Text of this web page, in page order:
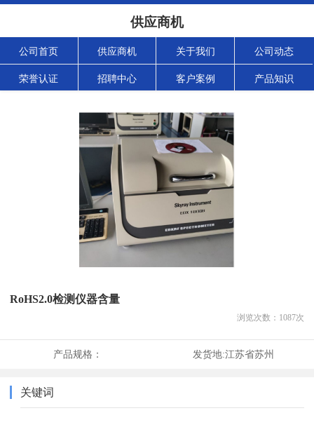
供应商机
公司首页 供应商机 关于我们 公司动态
荣誉认证 招聘中心 客户案例 产品知识
RoHS2.0检测仪器含量
浏览次数： 1087次
产品规格： 发货地:江苏省苏州
关键词